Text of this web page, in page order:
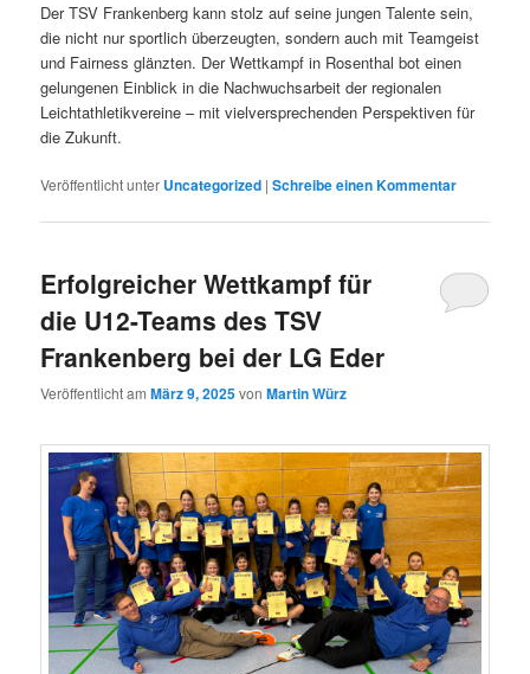
Der TSV Frankenberg kann stolz auf seine jungen Talente sein,
die nicht nur sportlich überzeugten, sondern auch mit Teamgeist
und Fairness glänzten. Der Wettkampf in Rosenthal bot einen
gelungenen Einblick in die Nachwuchsarbeit der regionalen
Leichtathletikvereine – mit vielversprechenden Perspektiven für
die Zukunft.
Veröffentlicht unter Uncategorized |Schreibe einen Kommentar
Erfolgreicher Wettkampf für
die U12-Teams des TSV
Frankenberg bei der LG Eder
Veröffentlicht amMärz 9, 2025vonMartin Würz